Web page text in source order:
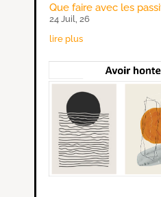
Que faire avec les
24 Juil, 26
lire plus